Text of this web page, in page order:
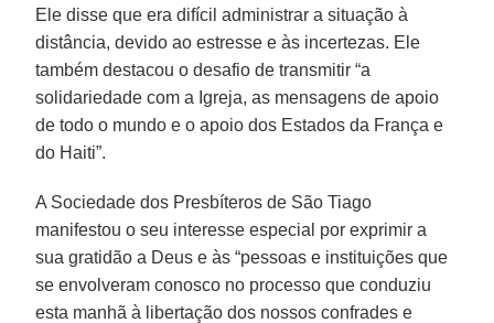
Ele disse que era difícil administrar a situação à
distância, devido ao estresse e às incertezas. Ele
também destacou o desafio de transmitir “a
solidariedade com a Igreja, as mensagens de apoio
de todo o mundo e o apoio dos Estados da França e
do Haiti”.
A Sociedade dos Presbíteros de São Tiago
manifestou o seu interesse especial por exprimir a
sua gratidão a Deus e às “pessoas e instituições que
se envolveram conosco no processo que conduziu
esta manhã à libertação dos nossos confrades e